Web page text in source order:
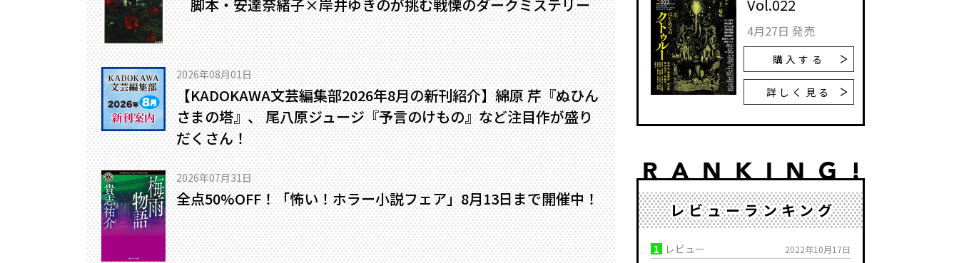
脚本・安達奈緒子×岸井ゆきのが挑む戦慄のダークミステリー
2026年08月01日
【KADOKAWA文芸編集部2026年8月の新刊紹介】綿原 芹『ぬひん
さまの塔』、 尾八原ジュージ『予言のけもの』など注目作が盛り
だくさん！
2026年07月31日
全点50%OFF！「怖い！ホラー小説フェア」8月13日まで開催中！
Vol.022
4月27日 発売
購入する
詳しく見る
レビューランキング
1 レビュー 2022年10月17日